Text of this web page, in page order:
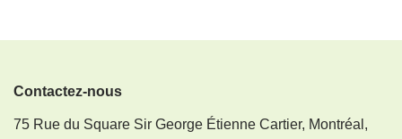
Contactez-nous
75 Rue du Square Sir George Étienne Cartier, Montréal,